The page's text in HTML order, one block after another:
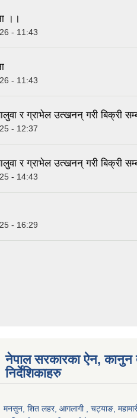
।।
- 11:43
- 11:43
र ग्राभेल उत्खनन् गरी बिक्री
- 12:37
र ग्राभेल उत्खनन् गरी बिक्री
- 14:43
- 16:29
नेपाल सरकारका ऐन, कानुन
निर्देशिकाहरु
मनसुन, शित लहर, आगलागी , चट्याङ,